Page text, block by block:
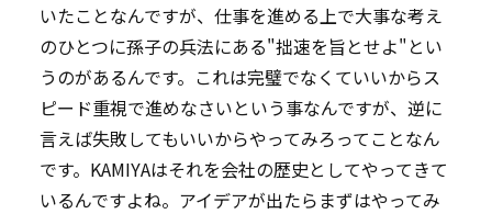
いたことなんですが、仕事を進める上で大事な考え
のひとつに孫子の兵法にある"拙速を旨とせよ"とい
うのがあるんです。これは完璧でなくていいからス
ピード重視で進めなさいという事なんですが、逆に
言えば失敗してもいいからやってみろってことなん
です。KAMIYAはそれを会社の歴史としてやってきて
いるんですよね。アイデアが出たらまずはやってみ